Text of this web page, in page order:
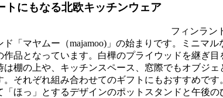
トにもなる北欧キッチンウェア
フィンラン
「マヤムー（majamoo)」の始まりです。ミニ
品となっています。白樺のプライウッドを継ぎ
棚の上や、キッチンスペース、窓際でもオブジェ
それぞれ組み合わせてのギフトにもおすすめです
ほっ」とするデザインのポットスタンドと午後